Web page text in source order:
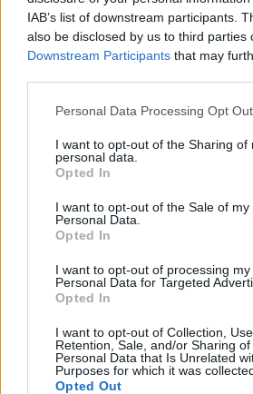
IAB’s list of downstream participants.
also be disclosed by us to third parties
Downstream Participants that may
Please note that this website/app uses
not limited to your visit or usage
grant or deny consent to Google and
use your data for below specified
consent section.
Personal Data Processing Opt
I want to opt-out of the Sharing of
personal data.
Opted In
I want to opt-out of the Sale of my
Personal Data.
Opted In
I want to opt-out of processing my
Personal Data for Targeted
Opted In
I want to opt-out of Collection, Use,
Retention, Sale, and/or Sharing of
Personal Data that Is Unrelated
Purposes for which it was
Opted Out
#BŐSZ ANETT #FŰTÉS #
Népszerű